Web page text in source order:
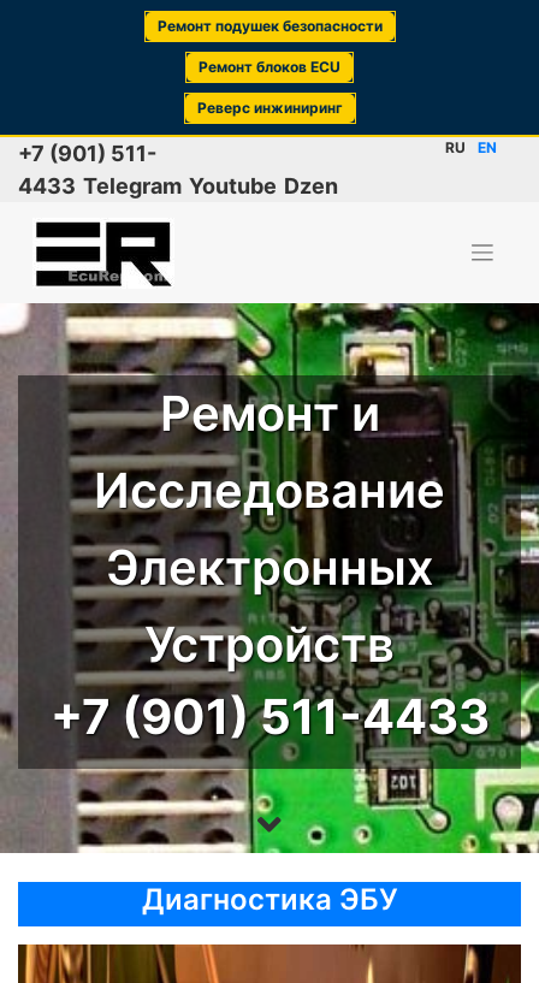
Ремонт подушек безопасности
Ремонт блоков ECU
Реверс инжиниринг
Skip
content
+7 (901) 511-
4433 Telegram Youtube Dzen
RU EN
Ремонт и
Исследование
Электронных
Устройств
+7 (901) 511-4433
Диагностика ЭБУ